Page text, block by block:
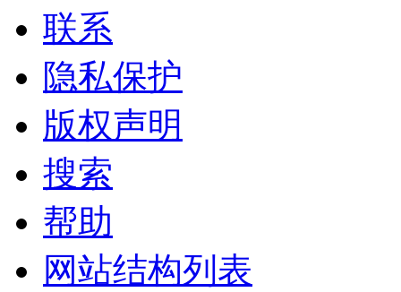
联系
隐私保护
版权声明
搜索
帮助
网站结构列表